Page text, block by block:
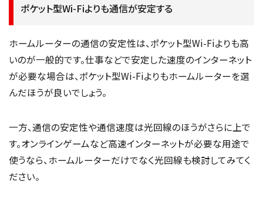
ポケット型Wi-Fiよりも通信が安定する
ホームルーターの通信の安定性は、ポケット型Wi-Fiよりも高
いのが一般的です。仕事などで安定した速度のインターネット
が必要な場合は、ポケット型Wi-Fiよりもホームルーターを選
んだほうが良いでしょう。
一方、通信の安定性や通信速度は光回線のほうがさらに上で
す。オンラインゲームなど高速インターネットが必要な用途で
使うなら、ホームルーターだけでなく光回線も検討してみてく
ださい。